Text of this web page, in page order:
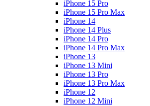
iPhone 15 Pro
iPhone 15 Pro Max
iPhone 14
iPhone 14 Plus
iPhone 14 Pro
iPhone 14 Pro Max
iPhone 13
iPhone 13 Mini
iPhone 13 Pro
iPhone 13 Pro Max
iPhone 12
iPhone 12 Mini